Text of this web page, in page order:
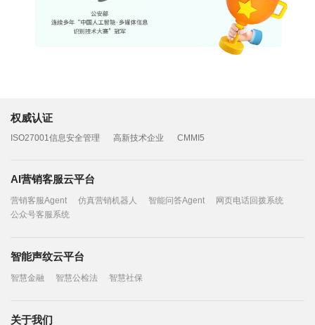
权威认证
ISO27001信息安全管理 高新技术企业 CMMI5
AI营销客服云平台
营销客服Agent 仿真营销机器人 智能问答Agent
网页电话回拨系统
公众号客服系统
智能声纹云平台
智慧金融 智慧公检法 智慧社保
关于我们